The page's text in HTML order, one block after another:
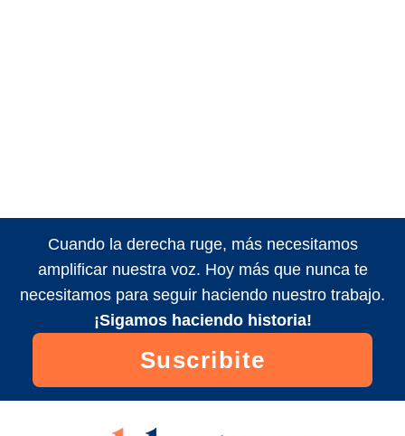
Cuando la derecha ruge, más necesitamos
amplificar nuestra voz. Hoy más que nunca te
necesitamos para seguir haciendo nuestro trabajo.
¡Sigamos haciendo historia!
Suscribite